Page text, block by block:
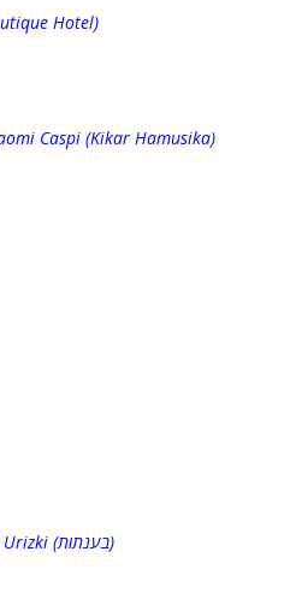
Hotel)
Caspi (Kikar Hamusika)
Michael Urizki (בענתות)